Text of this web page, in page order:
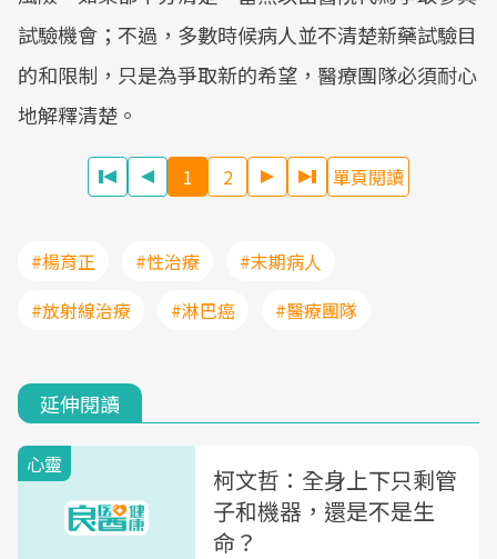
試驗機會；不過，多數時候病人並不清楚新藥試驗目
的和限制，只是為爭取新的希望，醫療團隊必須耐心
地解釋清楚。
1 2 單頁閱讀
#楊育正 #性治療
#末期病人
#放射線治療
#淋巴癌 #醫療團隊
延伸閱讀
心靈
柯文哲：全身上下只剩管
子和機器，還是不是生
命？